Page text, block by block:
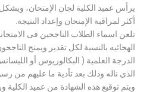
يرأس عميد الكلية لجان الإمتحان،
أكثر لمراقبة الإمتحان وإعداد النتيجة.
تلعن اسماء الطلاب الناجحين فى
الهجائيه بالنسبة لكل تقدير ويمنح
الدرجة العلمية ( البكالوريوس أو الليسانس
الذي ناله وذلك بعد تأدية ما عليهم من
ويتم توقيع هذه الشهادة من عميد الكلية